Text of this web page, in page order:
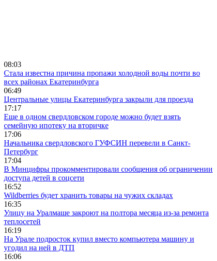
08:03
Стала известна причина пропажи холодной воды почти во
всех районах Екатеринбурга
06:49
Центральные улицы Екатеринбурга закрыли для проезда
17:17
Еще в одном свердловском городе можно будет взять
семейную ипотеку на вторичке
17:06
Начальника свердловского ГУФСИН перевели в Санкт-
Петербург
17:04
В Минцифры прокомментировали сообщения об ограничении
доступа детей в соцсети
16:52
Wildberries будет хранить товары на чужих складах
16:35
Улицу на Уралмаше закроют на полтора месяца из-за ремонта
теплосетей
16:19
На Урале подросток купил вместо компьютера машину и
угодил на ней в ДТП
16:06